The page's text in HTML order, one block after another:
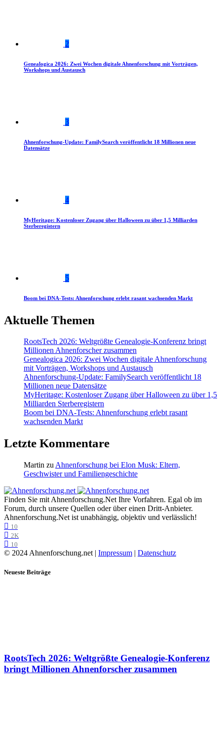
2
Genealogica 2026: Zwei Wochen digitale Ahnenforschung mit Vorträgen,
Workshops und Austausch
3
Ahnenforschung-Update: FamilySearch veröffentlicht 18 Millionen neue
Datensätze
4
MyHeritage: Kostenloser Zugang über Halloween zu über 1,5 Milliarden
Sterberegistern
5
Boom bei DNA-Tests: Ahnenforschung erlebt rasant wachsenden Markt
Aktuelle Themen
RootsTech 2026: Weltgrößte Genealogie-Konferenz bringt
Millionen Ahnenforscher zusammen
Genealogica 2026: Zwei Wochen digitale Ahnenforschung
mit Vorträgen, Workshops und Austausch
Ahnenforschung-Update: FamilySearch veröffentlicht 18
Millionen neue Datensätze
MyHeritage: Kostenloser Zugang über Halloween zu über 1,5
Milliarden Sterberegistern
Boom bei DNA-Tests: Ahnenforschung erlebt rasant
wachsenden Markt
Letzte Kommentare
Martin zu Ahnenforschung bei Elon Musk: Eltern,
Geschwister und Familiengeschichte
Finden Sie mit Ahnenforschung.Net Ihre Vorfahren. Egal ob im
Forum, durch unsere Quellen oder über einen Dritt-Anbieter.
Ahnenforschung.Net ist unabhängig, objektiv und verlässlich!
10
2K
10
© 2024 Ahnenforschung.net | Impressum | Datenschutz
Neueste Beiträge
RootsTech 2026: Weltgrößte Genealogie-Konferenz
bringt Millionen Ahnenforscher zusammen